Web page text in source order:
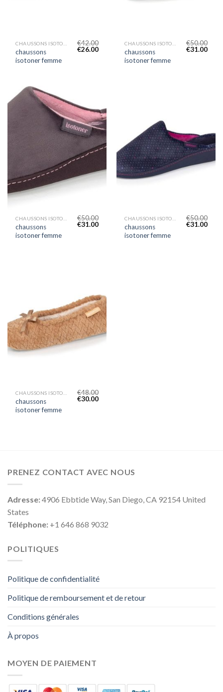
chaussons
isotoner femme
€42.00
€26.00
chaussons
isotoner femme
€50.00
€31.00
chaussons
isotoner femme
€50.00
€31.00
chaussons
isotoner femme
€50.00
€31.00
chaussons
isotoner femme
€48.00
€30.00
PRENEZ CONTACT AVEC NOUS
Adresse:4906 Ebbtide Way, San Diego, CA 92154 United
States
Téléphone: +1 646 868 9032
POLITIQUES
Politique de confidentialité
Politique de remboursement et de retour
Conditions générales
À propos
MOYEN DE PAIEMENT